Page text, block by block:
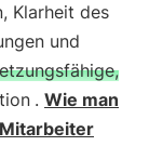
Klarheit des
und
. Wie man